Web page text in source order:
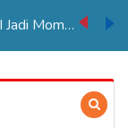
Karnaval Pembangunan HUT ke 81 RI Jadi Momentum Perkuat Persatuan di Merauke